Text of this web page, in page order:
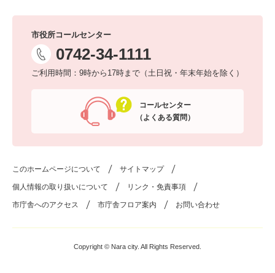
市役所コールセンター
0742-34-1111
ご利用時間：9時から17時まで（土日祝・年末年始を除く）
コールセンター
（よくある質問）
このホームページについて サイトマップ
個人情報の取り扱いについて リンク・免責事項
市庁舎へのアクセス 市庁舎フロア案内 お問い合わせ
Copyright © Nara city. All Rights Reserved.